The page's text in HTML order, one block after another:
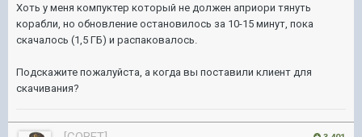
Хоть у меня компуктер который не должен априори тянуть
корабли, но обновление остановилось за 10-15 минут, пока
скачалось (1,5 ГБ) и распаковалось.
Подскажите пожалуйста, а когда вы поставили клиент для
скачивания?